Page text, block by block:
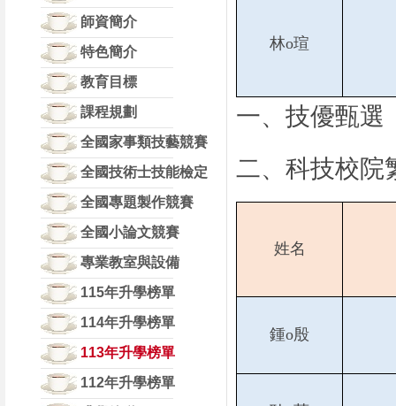
師資簡介
特色簡介
教育目標
課程規劃
全國家事類技藝競賽
全國技術士技能檢定
全國專題製作競賽
全國小論文競賽
專業教室與設備
115年升學榜單
114年升學榜單
113年升學榜單
112年升學榜單
林o瑄
一、技優甄選
二、 科技校院
姓名
鍾o殷